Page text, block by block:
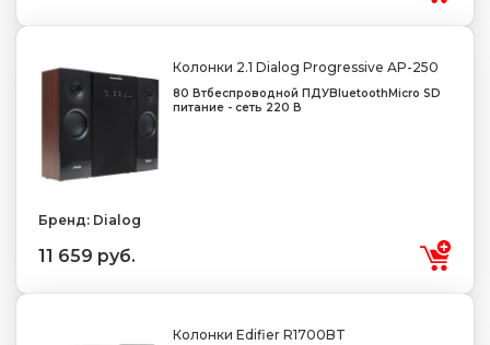
Колонки 2.1 Dialog Progressive AP-250
80 Втбеспроводной ПДУBluetoothMicro SD
питание - сеть 220 В
Бренд: Dialog
11 659 руб.
Колонки Edifier R1700BT